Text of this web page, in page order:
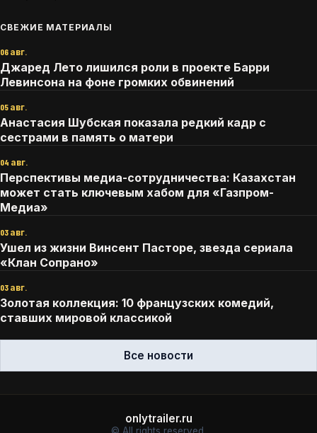
СВЕЖИЕ МАТЕРИАЛЫ
06 авг.
Джаред Лето лишился роли в проекте Барри
Левинсона на фоне громких обвинений
05 авг.
Анастасия Шубская показала редкий кадр с
сестрами в память о матери
04 авг.
Перспективы медиа-сотрудничества: Казахстан
может стать ключевым хабом для «Газпром-
Медиа»
03 авг.
Ушел из жизни Винсент Пасторе, звезда сериала
«Клан Сопрано»
03 авг.
Золотая коллекция: 10 французских комедий,
ставших мировой классикой
Все новости
onlytrailer.ru